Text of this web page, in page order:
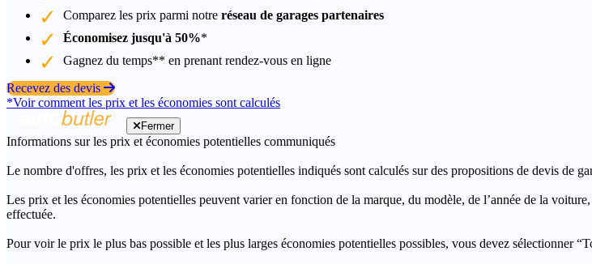
Comparez les prix parmi notre réseau de garages partenaires
Économisez jusqu'à 50%*
Gagnez du temps** en prenant rendez-vous en ligne
Recevez des devis
*Voir comment les prix et les économies sont calculés
Fermer
Informations sur les prix et économies potentielles communiqués
Le nombre d'offres, les prix et les économies potentielles indiqués sont calculés sur des propositions de devis de
Les prix et les économies potentielles peuvent varier en fonction de la marque, du modèle, de l’année de la
effectuée.
Pour voir le prix le plus bas possible et les plus larges économies potentielles possibles, vous devez sélectionner